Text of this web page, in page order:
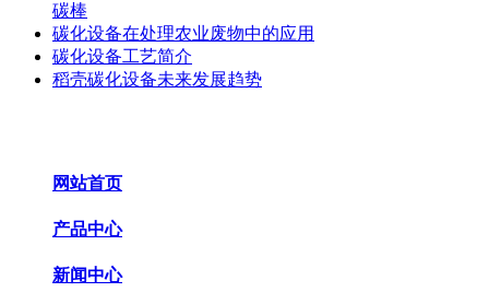
碳棒
碳化设备在处理农业废物中的应用
碳化设备工艺简介
稻壳碳化设备未来发展趋势
网站首页
产品中心
新闻中心